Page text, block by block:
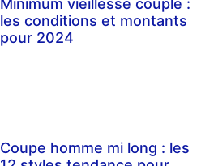
Minimum vieillesse couple :
les conditions et montants
pour 2024
Coupe homme mi long : les